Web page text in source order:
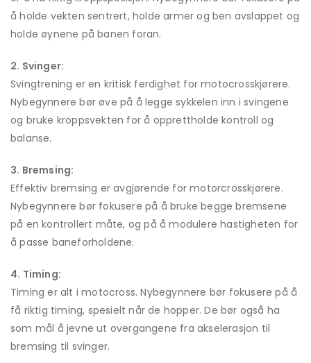
å holde vekten sentrert, holde armer og ben avslappet og
holde øynene på banen foran.
2. Svinger:
Svingtrening er en kritisk ferdighet for motocrosskjørere.
Nybegynnere bør øve på å legge sykkelen inn i svingene
og bruke kroppsvekten for å opprettholde kontroll og
balanse.
3. Bremsing:
Effektiv bremsing er avgjørende for motorcrosskjørere.
Nybegynnere bør fokusere på å bruke begge bremsene
på en kontrollert måte, og på å modulere hastigheten for
å passe baneforholdene.
4. Timing:
Timing er alt i motocross. Nybegynnere bør fokusere på å
få riktig timing, spesielt når de hopper. De bør også ha
som mål å jevne ut overgangene fra akselerasjon til
bremsing til svinger.